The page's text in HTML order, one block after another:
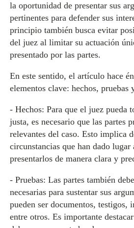
la oportunidad de presentar sus
pertinentes para defender sus
principio también busca evitar
del juez al limitar su actuación
presentado por las partes.
En este sentido, el artículo hace
elementos clave: hechos, pruebas
- Hechos: Para que el juez pueda
justa, es necesario que las partes
relevantes del caso. Esto implica
circunstancias que han dado
presentarlos de manera clara y
- Pruebas: Las partes también
necesarias para sustentar sus
pueden ser documentos, testigos,
entre otros. Es importante